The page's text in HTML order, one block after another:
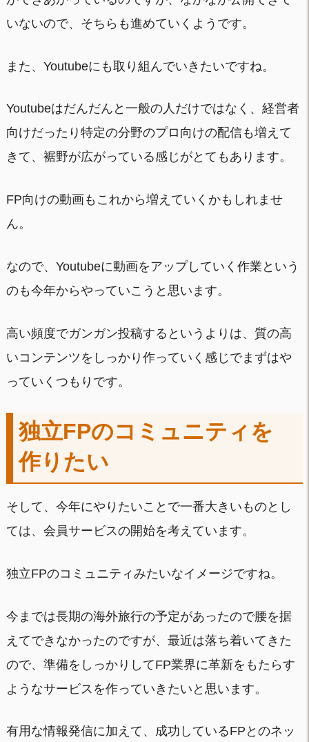
いないので、そちらも進めていくようです。
また、Youtubeにも取り組んでいきたいですね。
Youtubeはだんだんと一般の人だけではなく、経営者
向けだったり特定の分野のプロ向けの配信も増えて
きて、裾野が広がっている感じがとてもあります。
FP向けの動画もこれから増えていくかもしれませ
ん。
なので、Youtubeに動画をアップしていく作業という
のも今年からやっていこうと思います。
高い頻度でガンガン投稿するというよりは、質の高
いコンテンツをしっかり作っていく感じでまずはや
っていくつもりです。
独立FPのコミュニティを
作りたい
そして、今年にやりたいことで一番大きいものとし
ては、会員サービスの開始を考えています。
独立FPのコミュニティみたいなイメージですね。
今までは長期の海外旅行の予定があったので腰を据
えてできなかったのですが、最近は落ち着いてきた
ので、準備をしっかりしてFP業界に革新をもたらす
ようなサービスを作っていきたいと思います。
有用な情報発信に加えて、成功しているFPとのネッ